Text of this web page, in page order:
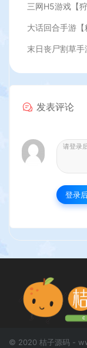
发表评论
登录
© 2020 桔子源码 -